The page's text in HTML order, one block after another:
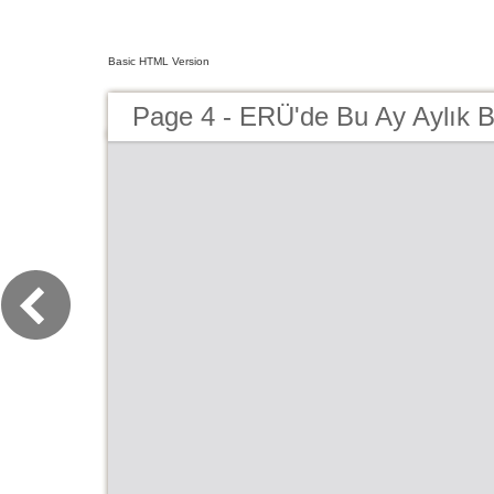
Basic HTML Version
Page 4 - ERÜ'de Bu Ay Aylık